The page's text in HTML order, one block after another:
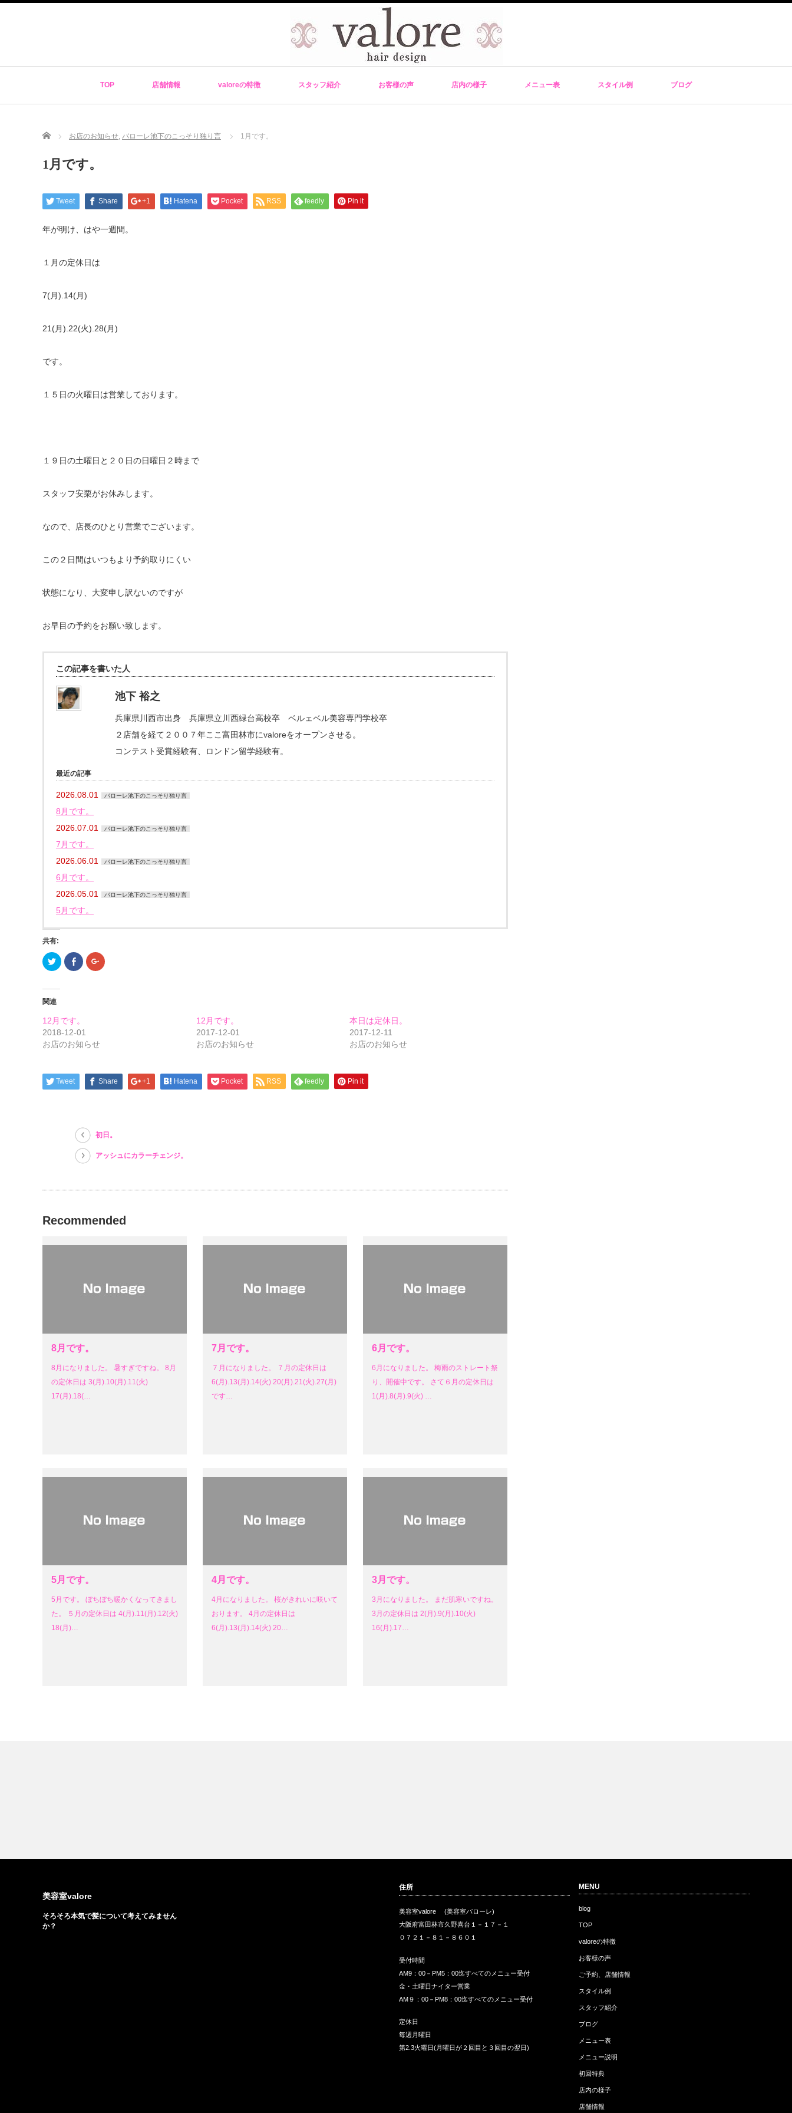
TOP 店舗情報 valoreの特徴 スタッフ紹介 お客様の声 店内の様子 メニュー表 スタイル例 ブログ
Home お店のお知らせ, バローレ池下のこっそり独り言 1月です。
1月です。
Tweet Share +1 Hatena Pocket RSS feedly Pin it
年が明け、はや一週間。
１月の定休日は
7(月).14(月)
21(月).22(火).28(月)
です。
１５日の火曜日は営業しております。
１９日の土曜日と２０日の日曜日２時まで
スタッフ安栗がお休みします。
なので、店長のひとり営業でございます。
この２日間はいつもより予約取りにくい
状態になり、大変申し訳ないのですが
お早目の予約をお願い致します。
この記事を書いた人
池下 裕之
兵庫県川西市出身 兵庫県立川西緑台高校卒 ベルェベル美容専門学校卒
２店舗を経て２００７年ここ富田林市にvaloreをオープンさせる。
コンテスト受賞経験有、ロンドン留学経験有。
最近の記事
2026.08.01 バローレ池下のこっそり独り言
8月です。
2026.07.01
バローレ池下のこっそり独り言
7月です。
2026.06.01
バローレ池下のこっそり独り言
6月です。
2026.05.01
バローレ池下のこっそり独り言
5月です。
共有:
ク
リ
し
共
有
(新
し
い
ド
ウ
で
Facebook
で
リ
ッ
ク
し
さ
(新
ド
ウ
で
開
き
ま
ク
リ
ド
ウ
で
関連
12月です。
2018-12-01
お店のお知らせ
12月です。
2017-12-01
お店のお知らせ
本日は定休日。
2017-12-11
お店のお知らせ
Tweet Share +1 Hatena Pocket RSS feedly Pin it
初日。
アッシュにカラーチェンジ。
Recommended
8月です。
8月になりました。 暑すぎですね。 8月
の定休日は 3(月).10(月).11(火)
17(月).18(…
7月です。
７月になりました。 ７月の定休日は
6(月).13(月).14(火) 20(月).21(火).27(月)
です…
6月です。
6月になりました。 梅雨のストレート祭
り、開催中です。 さて６月の定休日は
1(月).8(月).9(火) …
5月です。
5月です。 ぼちぼち暖かくなってきまし
た。 ５月の定休日は 4(月).11(月).12(火)
18(月)…
4月です。
4月になりました。 桜がきれいに咲いて
おります。 4月の定休日は
6(月).13(月).14(火) 20…
3月です。
3月になりました。 まだ肌寒いですね。
3月の定休日は 2(月).9(月).10(火)
16(月).17…
美容室valore
そろそろ本気で髪について考えてみません
か？
住所
美容室valore (美容室バローレ)
大阪府富田林市久野喜台１－１７－１
０７２１－８１－８６０１
受付時間
AM9：00－PM5：00迄すべてのメニュー受付
金・土曜日ナイター営業
AM９：00－PM8：00迄すべてのメニュー受付
定休日
毎週月曜日
第2.3火曜日(月曜日が２回目と３回目の翌日)
MENU
blog
TOP
valoreの特徴
お客様の声
ご予約、店舗情報
スタイル例
スタッフ紹介
ブログ
メニュー表
メニュー説明
初回特典
店内の様子
店舗情報